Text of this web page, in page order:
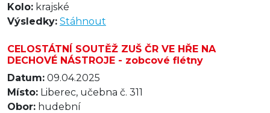
Kolo: krajské
Výsledky: Stáhnout
CELOSTÁTNÍ SOUTĚŽ ZUŠ ČR VE HŘE NA
DECHOVÉ NÁSTROJE - zobcové flétny
Datum: 09.04.2025
Místo: Liberec, učebna č. 311
Obor: hudební